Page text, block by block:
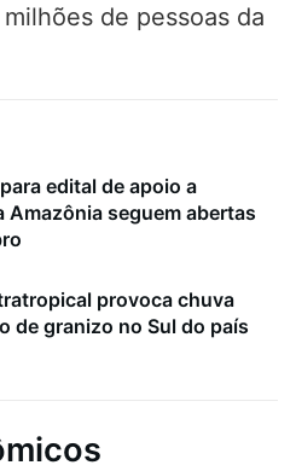
de pessoas da
edital de apoio a
Amazônia seguem abertas
provoca chuva
de granizo no Sul do país